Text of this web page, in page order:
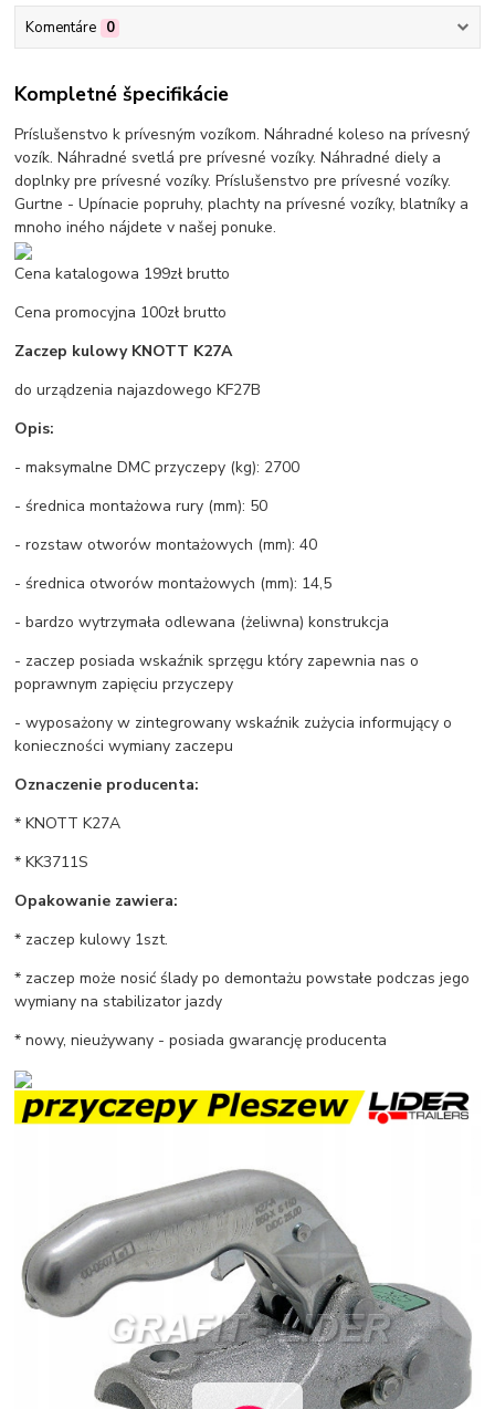
Komentáre 0
Kompletné špecifikácie
Príslušenstvo k prívesným vozíkom. Náhradné koleso na prívesný
vozík. Náhradné svetlá pre prívesné vozíky. Náhradné diely a
doplnky pre prívesné vozíky. Príslušenstvo pre prívesné vozíky.
Gurtne - Upínacie popruhy, plachty na prívesné vozíky, blatníky a
mnoho iného nájdete v našej ponuke.
Cena katalogowa 199zł brutto
Cena promocyjna 100zł brutto
Zaczep kulowy KNOTT K27A
do urządzenia najazdowego KF27B
Opis:
- maksymalne DMC przyczepy (kg): 2700
- średnica montażowa rury (mm): 50
- rozstaw otworów montażowych (mm): 40
- średnica otworów montażowych (mm): 14,5
- bardzo wytrzymała odlewana (żeliwna) konstrukcja
- zaczep posiada wskaźnik sprzęgu który zapewnia nas o
poprawnym zapięciu przyczepy
- wyposażony w zintegrowany wskaźnik zużycia informujący o
konieczności wymiany zaczepu
Oznaczenie producenta:
* KNOTT K27A
* KK3711S
Opakowanie zawiera:
* zaczep kulowy 1szt.
* zaczep może nosić ślady po demontażu powstałe podczas jego
wymiany na stabilizator jazdy
* nowy, nieużywany - posiada gwarancję producenta